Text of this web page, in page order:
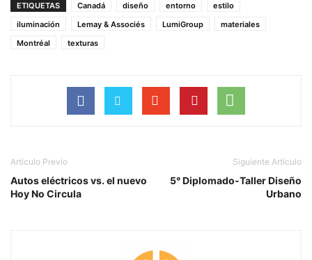
ETIQUETAS
Canadá diseño entorno
estilo
iluminación
Lemay & Associés LumiGroup
materiales
Montréal
texturas
Artículo Previo
Autos eléctricos vs. el nuevo
Hoy No Circula
Siguiente Artículo
5° Diplomado-Taller Diseño
Urbano